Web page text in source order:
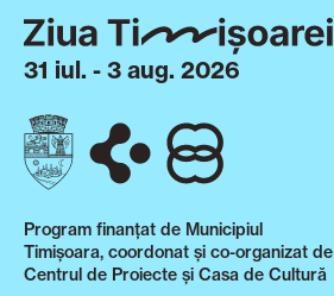
31 iul. - 3 aug. 2026
Program finanțat de Municipiul
Timișoara, coordonat și co-organizat de
Centrul de Proiecte și Casa de Cultură